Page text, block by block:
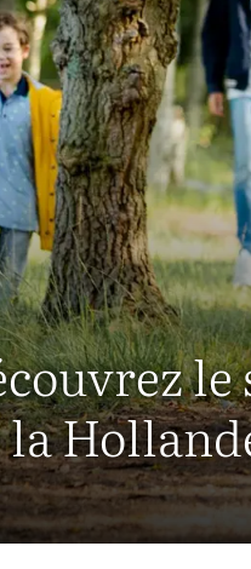
le
la